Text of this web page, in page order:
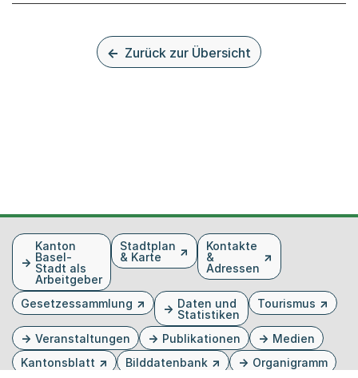
Zurück zur Übersicht
FusszeileKanton
Basel-
Stadt als
Arbeitgeber
Stadtplan
& Karte
Kontakte
&
Adressen
Gesetzessammlung
Daten und
Statistiken
Tourismus
Veranstaltungen Publikationen
Medien
Kantonsblatt
Bilddatenbank Organigramm